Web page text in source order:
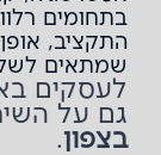
בתחומים
התקציב,
שמתאים
לעסקים
גם על
בצפון.